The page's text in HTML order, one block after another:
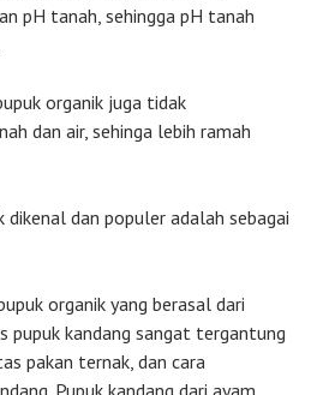
pH tanah, sehingga pH tanah
organik juga tidak
dan air, sehinga lebih ramah
dikenal dan populer adalah sebagai
organik yang berasal dari
pupuk kandang sangat tergantung
pakan ternak, dan cara
Pupuk kandang dari ayam